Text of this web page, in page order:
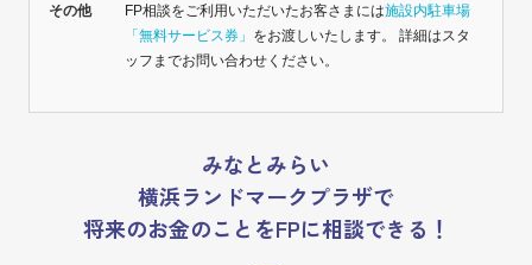
その他 FP相談をご利用いただいたお客さまには施設内駐車場
「無料サービス券」 をお渡しいたします。 詳細はスタ
ッフまでお問い合わせください。
みなとみらい
横浜ランドマークプラザで
将来のお金のことをFPに相談できる！